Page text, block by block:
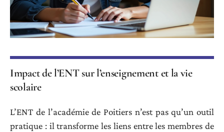
Impact de l’ENT sur l’enseignement et la vie
scolaire
L’ENT de l’académie de Poitiers n’est pas qu’un outil
pratique : il transforme les liens entre les membres de